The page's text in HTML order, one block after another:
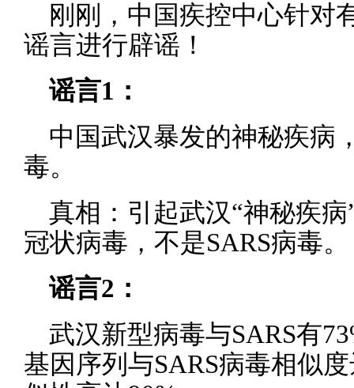
刚刚，中国疾控中心针对
谣言进行辟谣！
谣言1：
中国武汉暴发的神秘疾病
毒。
真相：引起武汉“神秘疾
冠状病毒，不是SARS病毒。
谣言2：
武汉新型病毒与SARS有
基因序列与SARS病毒相似